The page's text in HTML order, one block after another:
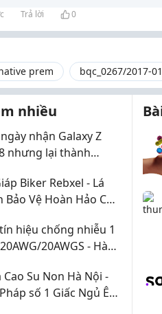
Trả lời 0
prem bqc_0267/2017-
nhiều
nhận Galaxy Z
nhưng lại thành
Biker Rebxel - Lá
Bảo Vệ Hoàn Hảo Cho
hiệu chống nhiễu 1
20AWGS - Hàng
Cao Su Non Hà Nội -
số 1 Giấc Ngủ Êm